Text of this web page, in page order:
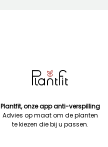
Plantfit, onze app anti-verspilling
Advies op maat om de planten
te kiezen die bij u passen.